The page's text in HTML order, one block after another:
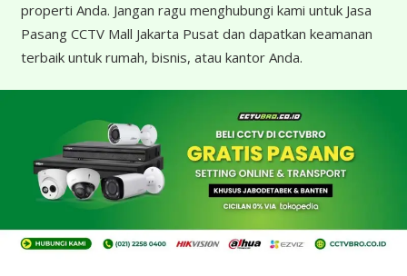
properti Anda. Jangan ragu menghubungi kami untuk Jasa
Pasang CCTV Mall Jakarta Pusat dan dapatkan keamanan
terbaik untuk rumah, bisnis, atau kantor Anda.